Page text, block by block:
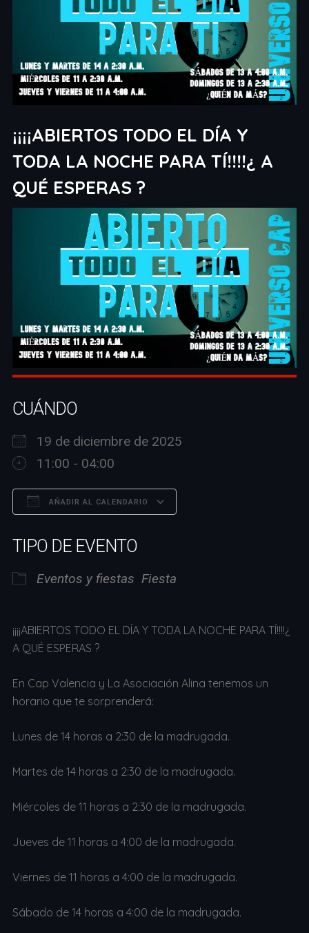
¡¡¡¡ABIERTOS TODO EL DÍA Y
TODA LA NOCHE PARA TÍ!!!!¿ A
QUÉ ESPERAS ?
CUÁNDO
19 de diciembre de 2025
11:00 - 04:00
AÑADIR AL CALENDARIO
TIPO DE EVENTO
Eventos y fiestas Fiesta
¡¡¡¡ABIERTOS TODO EL DÍA Y TODA LA NOCHE PARA TÍ!!!!¿
A QUÉ ESPERAS ?
En Cap Valencia y La Asociación Alina tenemos un
horario que te sorprenderá:
Lunes de 14 horas a 2:30 de la madrugada.
Martes de 14 horas a 2:30 de la madrugada.
Miércoles de 11 horas a 2:30 de la madrugada.
Jueves de 11 horas a 4:00 de la madrugada.
Viernes de 11 horas a 4:00 de la madrugada.
Sábado de 14 horas a 4:00 de la madrugada.